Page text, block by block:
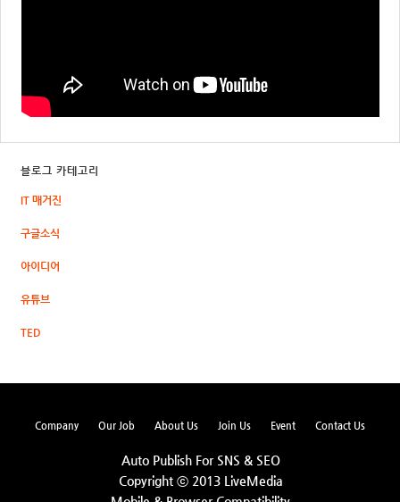
블로그 카테고리
IT 매거진
구글소식
아이디어
유튜브
TED
Company Our Job About Us Join Us Event Contact Us
Auto Publish For SNS & SEO
Copyright ⓒ 2013 LiveMedia